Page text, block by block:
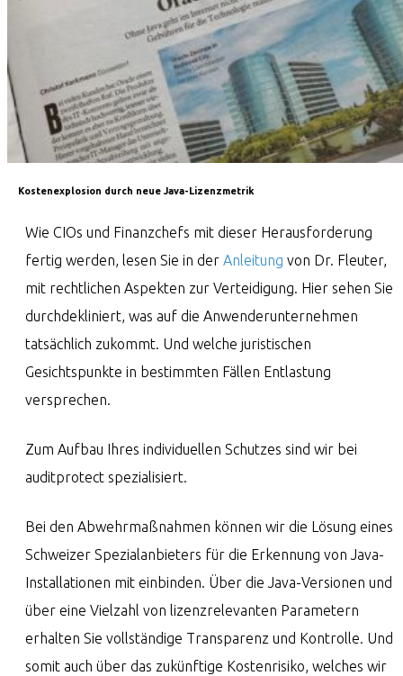
Kostenexplosion durch neue Java-Lizenzmetrik
Wie CIOs und Finanzchefs mit dieser Herausforderung
fertig werden, lesen Sie in der Anleitung von Dr. Fleuter,
mit rechtlichen Aspekten zur Verteidigung. Hier sehen Sie
durchdekliniert, was auf die Anwenderunternehmen
tatsächlich zukommt. Und welche juristischen
Gesichtspunkte in bestimmten Fällen Entlastung
versprechen.
Zum Aufbau Ihres individuellen Schutzes sind wir bei
auditprotect spezialisiert.
Bei den Abwehrmaßnahmen können wir die Lösung eines
Schweizer Spezialanbieters für die Erkennung von Java-
Installationen mit einbinden. Über die Java-Versionen und
über eine Vielzahl von lizenzrelevanten Parametern
erhalten Sie vollständige Transparenz und Kontrolle. Und
somit auch über das zukünftige Kostenrisiko, welches wir